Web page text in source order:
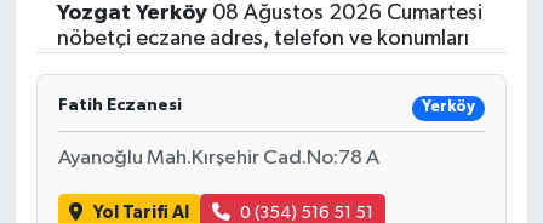
Yozgat Yerköy08 Ağustos 2026 Cumartesi
nöbetçi eczane adres, telefon ve konumları
Fatih Eczanesi Yerköy
Ayanoğlu Mah.Kırşehir Cad.No:78 A
Yol Tarifi Al 0 (354) 516 51 51
Dünya
RESMİ İLANLAR
Haber Arşivi